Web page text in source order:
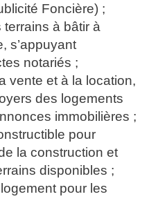
Foncière) ;
à bâtir à
s’appuyant
notariés ;
vente et à la location,
des logements
immobilières ;
pour
la construction et
disponibles ;
pour les